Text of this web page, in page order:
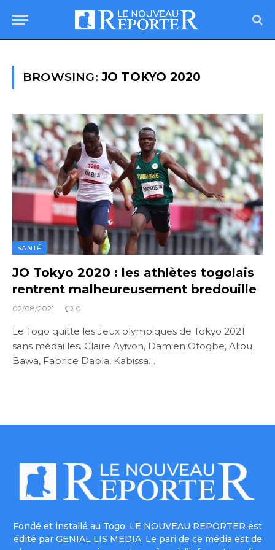
BROWSING: JO TOKYO 2020
SANTÉ
JO Tokyo 2020 : les athlètes togolais
rentrent malheureusement bredouille
02/08/2021 0
Le Togo quitte les Jeux olympiques de Tokyo 2021
sans médailles. Claire Ayivon, Damien Otogbe, Aliou
Bawa, Fabrice Dabla, Kabissa…
Fondé et installé au Togo, LE NOUVEAU REPORTER est
édité par GENIAL LIS MEDIA. Le pari de ce média est de